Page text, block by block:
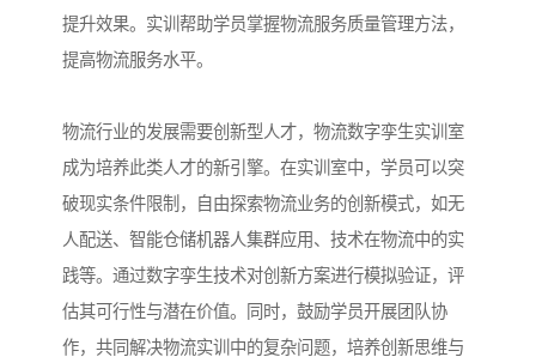
提升效果。实训帮助学员掌握物流服务质量管理方法，
提高物流服务水平。​
物流行业的发展需要创新型人才，物流数字孪生实训室
成为培养此类人才的新引擎。在实训室中，学员可以突
破现实条件限制，自由探索物流业务的创新模式，如无
人配送、智能仓储机器人集群应用、技术在物流中的实
践等。通过数字孪生技术对创新方案进行模拟验证，评
估其可行性与潜在价值。同时，鼓励学员开展团队协
作，共同解决物流实训中的复杂问题，培养创新思维与